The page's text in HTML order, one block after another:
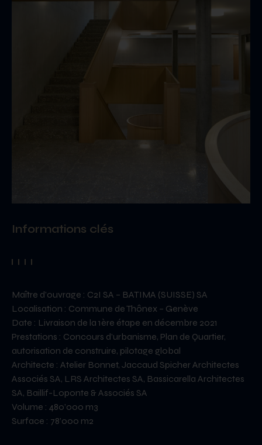
Informations clés
Maître d’ouvrage : C2I SA – BATIMA (SUISSE) SA
Localisation : Commune de Thônex – Genève
Date : Livraison de la 1ère étape en décembre 2021
Prestations : Concours d’urbanisme, Plan de Quartier,
autorisation de construire, pilotage global
Architecte : Atelier Bonnet, Jaccaud Spicher Architectes
Associés SA, LRS Architectes SA, Bassicarella Architectes
SA, Baillif-Loponte & Associés SA
Volume : 480’000 m3
Surface : 78’000 m2